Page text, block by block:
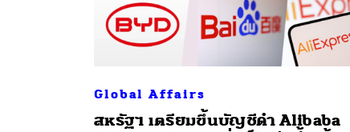
Global Affairs
สหรัฐฯ เตรียมขึ้นบัญชีดำ Alibaba